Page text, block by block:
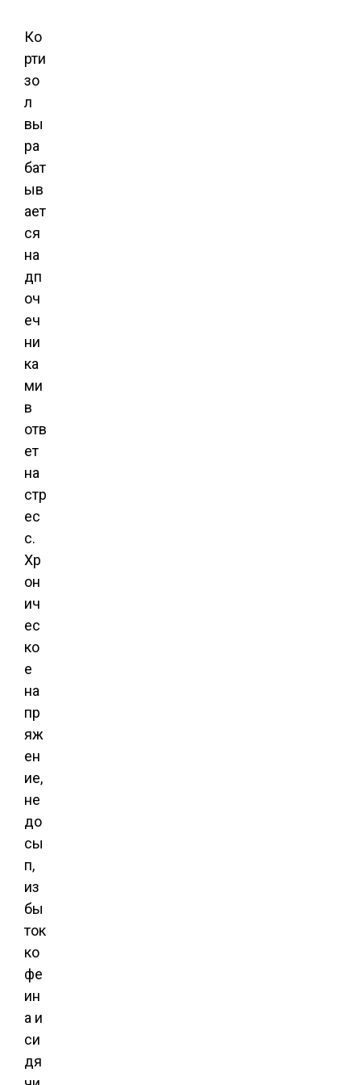
Ко
рти
зо
л
вы
ра
бат
ыв
ает
ся
на
дп
оч
еч
ни
ка
ми
в
отв
ет
на
стр
ес
с.
Хр
он
ич
ес
ко
е
на
пр
яж
ен
ие,
не
до
сы
п,
из
бы
ток
ко
фе
ин
а и
си
дя